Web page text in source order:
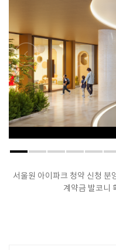
서울원 아이파크 청약 신청 분
계약금 발코니